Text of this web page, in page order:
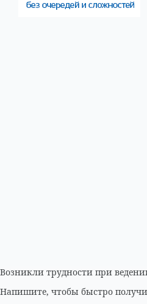
Возникли трудности при
Напишите, чтобы быстро